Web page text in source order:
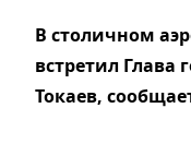
В столичном
встретил Глава
Токаев,